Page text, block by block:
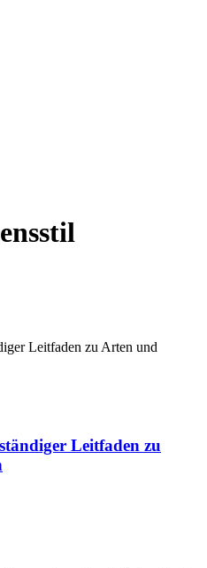
Leitfaden zu